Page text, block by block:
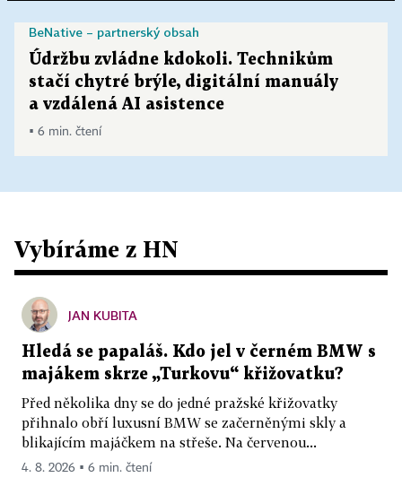
BeNative – partnerský obsah
Údržbu zvládne kdokoli. Technikům
stačí chytré brýle, digitální manuály
a vzdálená AI asistence
▪ 6 min. čtení
Vybíráme z HN
JAN KUBITA
Hledá se papaláš. Kdo jel v černém BMW s
majákem skrze „Turkovu“ křižovatku?
Před několika dny se do jedné pražské křižovatky
přihnalo obří luxusní BMW se začerněnými skly a
blikajícím majáčkem na střeše. Na červenou...
4. 8. 2026 ▪ 6 min. čtení